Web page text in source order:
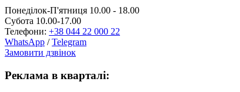
Понеділок-П'ятниця 10.00 - 18.00
Субота 10.00-17.00
Телефони: +38 044 22 000 22
WhatsApp /Telegram
Замовити дзвінок
Реклама в кварталі: